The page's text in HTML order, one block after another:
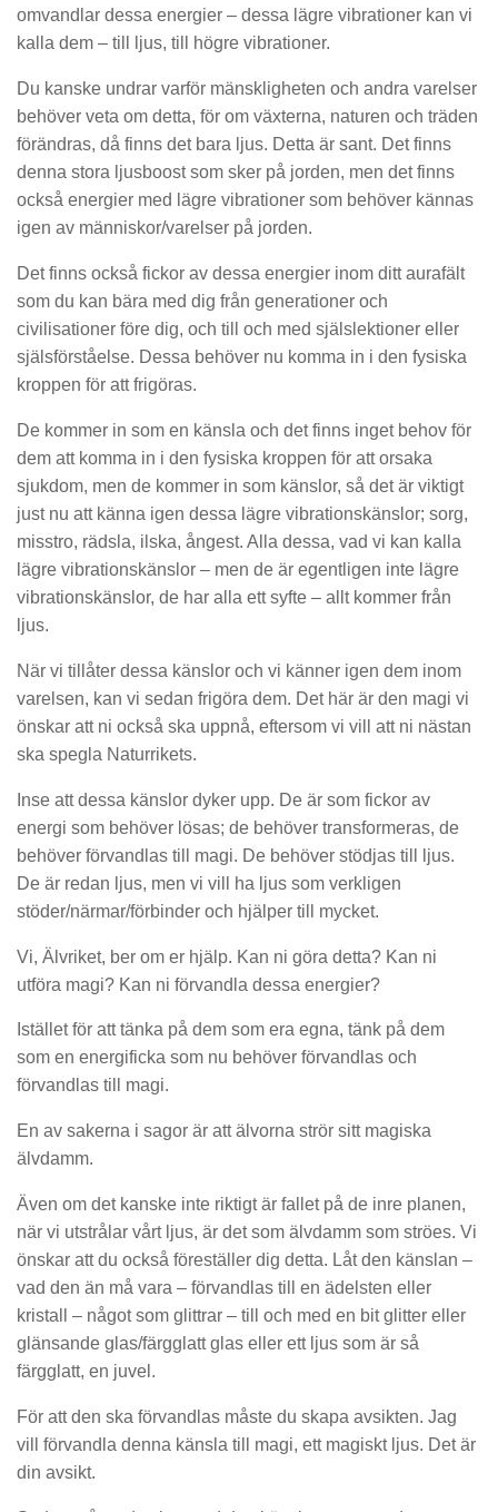
omvandlar dessa energier – dessa lägre vibrationer kan vi
kalla dem – till ljus, till högre vibrationer.
Du kanske undrar varför mänskligheten och andra varelser
behöver veta om detta, för om växterna, naturen och träden
förändras, då finns det bara ljus. Detta är sant. Det finns
denna stora ljusboost som sker på jorden, men det finns
också energier med lägre vibrationer som behöver kännas
igen av människor/varelser på jorden.
Det finns också fickor av dessa energier inom ditt aurafält
som du kan bära med dig från generationer och
civilisationer före dig, och till och med själslektioner eller
själsförståelse. Dessa behöver nu komma in i den fysiska
kroppen för att frigöras.
De kommer in som en känsla och det finns inget behov för
dem att komma in i den fysiska kroppen för att orsaka
sjukdom, men de kommer in som känslor, så det är viktigt
just nu att känna igen dessa lägre vibrationskänslor; sorg,
misstro, rädsla, ilska, ångest. Alla dessa, vad vi kan kalla
lägre vibrationskänslor – men de är egentligen inte lägre
vibrationskänslor, de har alla ett syfte – allt kommer från
ljus.
När vi tillåter dessa känslor och vi känner igen dem inom
varelsen, kan vi sedan frigöra dem. Det här är den magi vi
önskar att ni också ska uppnå, eftersom vi vill att ni nästan
ska spegla Naturrikets.
Inse att dessa känslor dyker upp. De är som fickor av
energi som behöver lösas; de behöver transformeras, de
behöver förvandlas till magi. De behöver stödjas till ljus.
De är redan ljus, men vi vill ha ljus som verkligen
stöder/närmar/förbinder och hjälper till mycket.
Vi, Älvriket, ber om er hjälp. Kan ni göra detta? Kan ni
utföra magi? Kan ni förvandla dessa energier?
Istället för att tänka på dem som era egna, tänk på dem
som en energificka som nu behöver förvandlas och
förvandlas till magi.
En av sakerna i sagor är att älvorna strör sitt magiska
älvdamm.
Även om det kanske inte riktigt är fallet på de inre planen,
när vi utstrålar vårt ljus, är det som älvdamm som ströes. Vi
önskar att du också föreställer dig detta. Låt den känslan –
vad den än må vara – förvandlas till en ädelsten eller
kristall – något som glittrar – till och med en bit glitter eller
glänsande glas/färgglatt glas eller ett ljus som är så
färgglatt, en juvel.
För att den ska förvandlas måste du skapa avsikten. Jag
vill förvandla denna känsla till magi, ett magiskt ljus. Det är
din avsikt.